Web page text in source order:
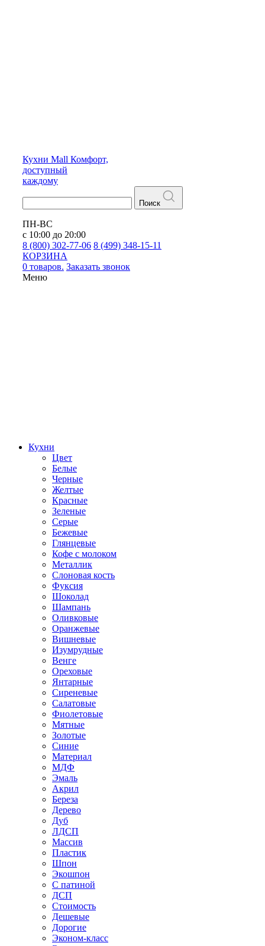
Кухни Mall Комфорт,
доступный
каждому
Поиск
ПН-ВС
с 10:00 до 20:00
8 (800) 302-77-06 8 (499) 348-15-11
КОРЗИНА
0 товаров. Заказать звонок
Меню
Кухни
Цвет
Белые
Черные
Желтые
Красные
Зеленые
Серые
Бежевые
Глянцевые
Кофе с молоком
Металлик
Слоновая кость
Фуксия
Шоколад
Шампань
Оливковые
Оранжевые
Вишневые
Изумрудные
Венге
Ореховые
Янтарные
Сиреневые
Салатовые
Фиолетовые
Мятные
Золотые
Синие
Материал
МДФ
Эмаль
Акрил
Береза
Дерево
Дуб
ЛДСП
Массив
Пластик
Шпон
Экошпон
С патиной
ДСП
Стоимость
Дешевые
Дорогие
Эконом-класс